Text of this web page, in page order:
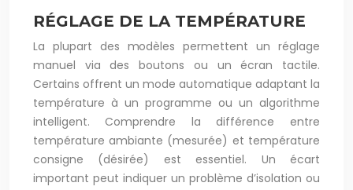
RÉGLAGE DE LA TEMPÉRATURE
La plupart des modèles permettent un réglage
manuel via des boutons ou un écran tactile.
Certains offrent un mode automatique adaptant la
température à un programme ou un algorithme
intelligent. Comprendre la différence entre
température ambiante (mesurée) et température
consigne (désirée) est essentiel. Un écart
important peut indiquer un problème d’isolation ou